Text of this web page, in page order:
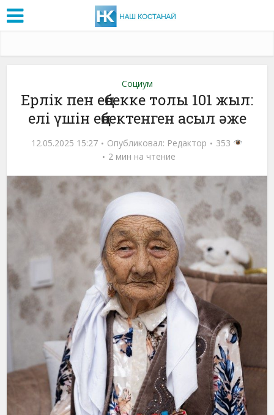
Социум
Ерлік пен еңбекке толы 101 жыл:
елі үшін еңбектенген асыл әже
12.05.2025 15:27 Опубликовал: Редактор
353
2 мин на чтение